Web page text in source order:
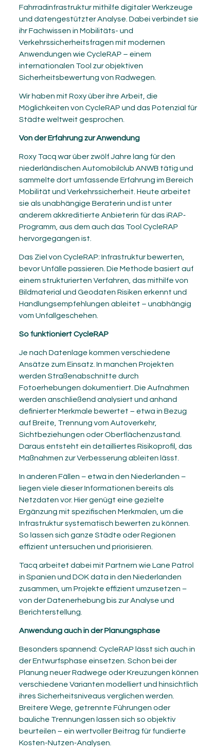
Fahrradinfrastruktur mithilfe digitaler Werkzeuge
und datengestützter Analyse. Dabei verbindet sie
ihr Fachwissen in Mobilitäts- und
Verkehrssicherheitsfragen mit modernen
Anwendungen wie CycleRAP – einem
internationalen Tool zur objektiven
Sicherheitsbewertung von Radwegen.
Wir haben mit Roxy über ihre Arbeit, die
Möglichkeiten von CycleRAP und das Potenzial für
Städte weltweit gesprochen.
Von der Erfahrung zur Anwendung
Roxy Tacq war über zwölf Jahre lang für den
niederländischen Automobilclub ANWB tätig und
sammelte dort umfassende Erfahrung im Bereich
Mobilität und Verkehrssicherheit. Heute arbeitet
sie als unabhängige Beraterin und ist unter
anderem akkreditierte Anbieterin für das iRAP-
Programm, aus dem auch das Tool CycleRAP
hervorgegangen ist.
Das Ziel von CycleRAP: Infrastruktur bewerten,
bevor Unfälle passieren. Die Methode basiert auf
einem strukturierten Verfahren, das mithilfe von
Bildmaterial und Geodaten Risiken erkennt und
Handlungsempfehlungen ableitet – unabhängig
vom Unfallgeschehen.
So funktioniertCycleRAP
Je nach Datenlage kommen verschiedene
Ansätze zum Einsatz. In manchen Projekten
werden Straßenabschnitte durch
Fotoerhebungen dokumentiert. Die Aufnahmen
werden anschließend analysiert und anhand
definierter Merkmale bewertet – etwa in Bezug
auf Breite, Trennung vom Autoverkehr,
Sichtbeziehungen oder Oberflächenzustand.
Daraus entsteht ein detailliertes Risikoprofil, das
Maßnahmen zur Verbesserung ableiten lässt.
In anderen Fällen – etwa in den Niederlanden –
liegen viele dieser Informationen bereits als
Netzdaten vor. Hier genügt eine gezielte
Ergänzung mit spezifischen Merkmalen, um die
Infrastruktur systematisch bewerten zu können.
So lassen sich ganze Städte oder Regionen
effizient untersuchen und priorisieren.
Tacq arbeitet dabei mit Partnern wie Lane Patrol
in Spanien und DOK data in den Niederlanden
zusammen, um Projekte effizient umzusetzen –
von der Datenerhebung bis zur Analyse und
Berichterstellung.
Anwendung auch in der Planungsphase
Besonders spannend: CycleRAP lässt sich auch in
der Entwurfsphase einsetzen. Schon bei der
Planung neuer Radwege oder Kreuzungen können
verschiedene Varianten modelliert und hinsichtlich
ihres Sicherheitsniveaus verglichen werden.
Breitere Wege, getrennte Führungen oder
bauliche Trennungen lassen sich so objektiv
beurteilen – ein wertvoller Beitrag für fundierte
Kosten-Nutzen-Analysen.